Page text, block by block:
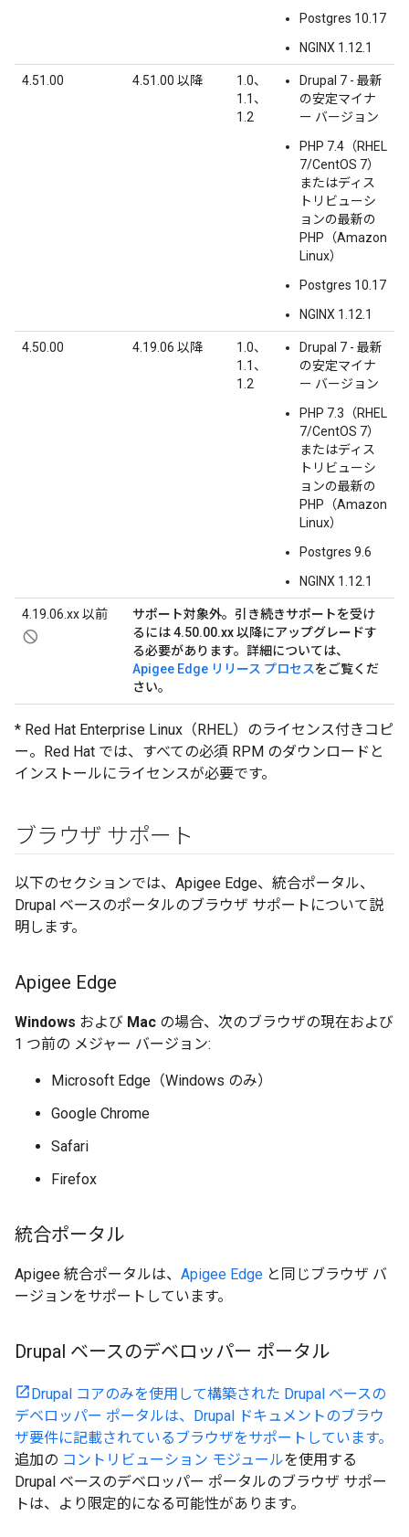
Postgres 10.17
NGINX 1.12.1
4.51.00 4.51.00 以降
1.0、
1.1、
1.2
Drupal 7 - 最新
の安定マイナ
ー バージョン
PHP 7.4（RHEL
7/CentOS 7）
またはディス
トリビューシ
ョンの最新の
PHP（Amazon
Linux）
Postgres 10.17
NGINX 1.12.1
4.50.00 4.19.06 以降
1.0、
1.1、
1.2
Drupal 7 - 最新
の安定マイナ
ー バージョン
PHP 7.3（RHEL
7/CentOS 7）
またはディス
トリビューシ
ョンの最新の
PHP（Amazon
Linux）
Postgres 9.6
NGINX 1.12.1
4.19.06.xx 以前
not_interested
サポート対象外。引き続きサポートを受け
るには 4.50.00.xx 以降にアップグレードす
る必要があります。詳細については、
Apigee Edge リリース プロセスをご覧くだ
さい。
* Red Hat Enterprise Linux（RHEL）のライセンス付きコピ
ー。Red Hat では、すべての必須 RPM のダウンロードと
インストールにライセンスが必要です。
ブラウザ サポート
以下のセクションでは、Apigee Edge、統合ポータル、
Drupal ベースのポータルのブラウザ サポートについて説
明します。
Apigee Edge
Windows および Mac の場合、次のブラウザの現在および
1 つ前の メジャー バージョン:
Microsoft Edge（Windows のみ）
Google Chrome
Safari
Firefox
統合ポータル
Apigee 統合ポータルは、 Apigee Edge と同じブラウザ バ
ージョンをサポートしています。
Drupal ベースのデベロッパー ポータル
Drupal コアのみを使用して構築された Drupal ベースの
デベロッパー ポータルは、Drupal ドキュメントのブラウ
ザ要件に記載されているブラウザをサポートしています。
追加の コントリビューション モジュールを使用する
Drupal ベースのデベロッパー ポータルのブラウザ サポー
トは、より限定的になる可能性があります。